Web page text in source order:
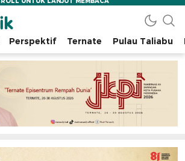
Perspektif Ternate Pulau Taliabu